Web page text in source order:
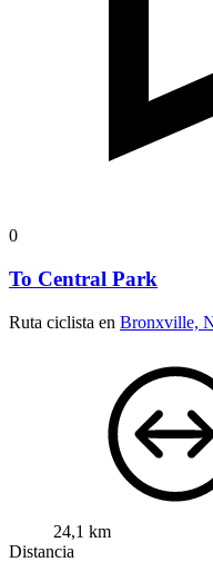
0
To Central Park
Ruta ciclista en Bronxville,
24,1 km
Distancia